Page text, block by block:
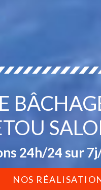
24h/24 sur
NOS